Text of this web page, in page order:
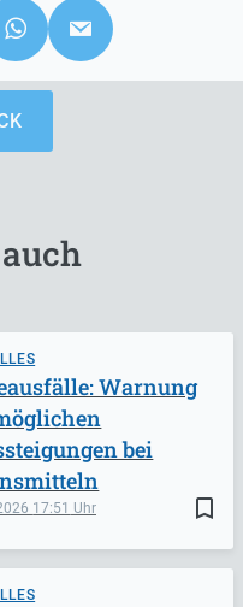
bookmark_border
17:51
Warnung
bei